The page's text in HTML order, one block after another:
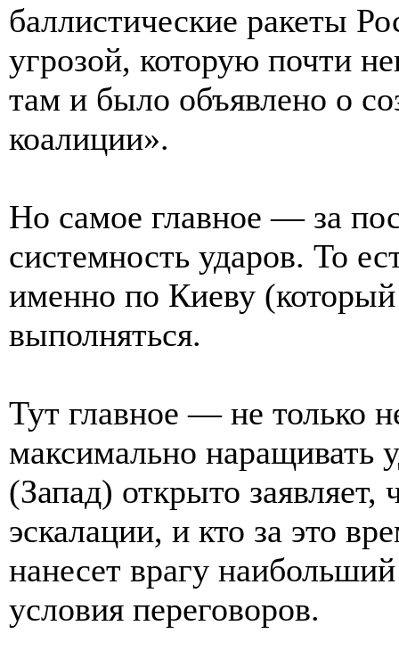
баллистические ракеты
угрозой, которую почти
там и было объявлено о
коалиции».
Но самое главное — за
системность ударов. То
именно по Киеву
выполняться.
Тут главное — не только
максимально наращивать
(Запад) открыто заявляет,
эскалации, и кто за это
нанесет врагу
условия переговоров.